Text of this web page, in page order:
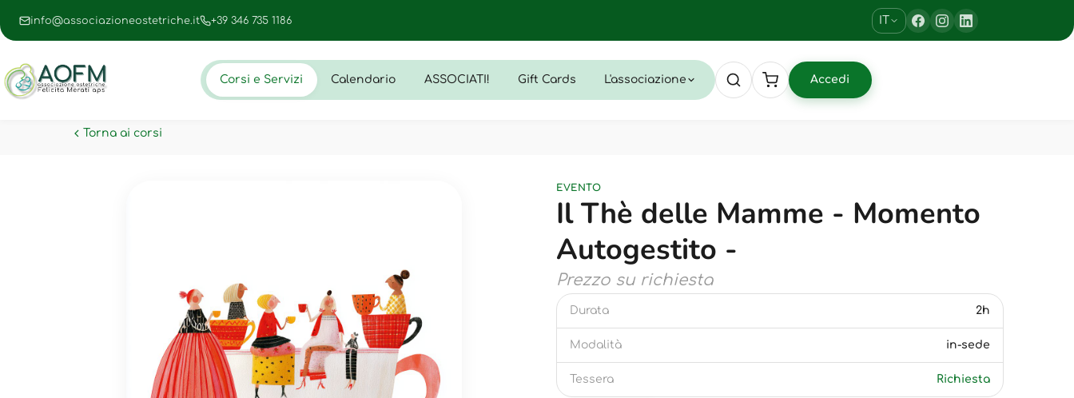
info@associazioneostetriche.it +39 346 735 1186 IT
Corsi e Servizi Calendario ASSOCIATI! Gift Cards L'associazione Accedi
Torna ai corsi
EVENTO
Il Thè delle Mamme - Momento
Autogestito -
Prezzo su richiesta
Durata 2h
Modalità in-sede
Tessera Richiesta